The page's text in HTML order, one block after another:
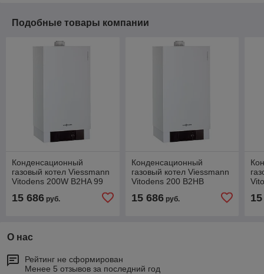
Подобные товары компании
Конденсационный
газовый котел Viessmann
Vitodens 200W B2HA 99
15 686 руб.
Конденсационный
газовый котел Viessmann
Vitodens 200 B2HB
15 686руб.
О нас
Рейтинг не сформирован
Менее 5 отзывов за последний год